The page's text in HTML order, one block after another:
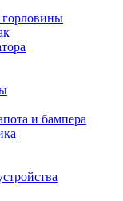
и бампера